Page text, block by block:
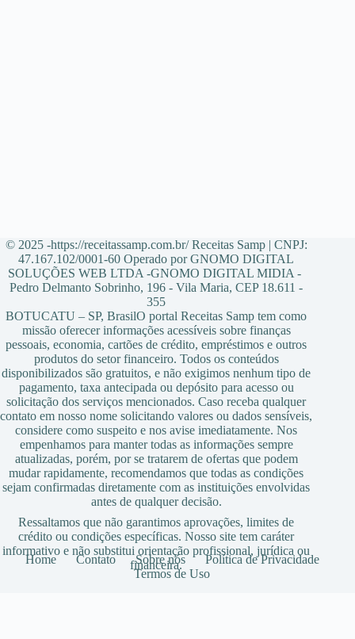
© 2025 -https://receitassamp.com.br/ Receitas Samp | CNPJ:
47.167.102/0001-60 Operado por GNOMO DIGITAL
SOLUÇÕES WEB LTDA -GNOMO DIGITAL MIDIA -
Pedro Delmanto Sobrinho, 196 - Vila Maria, CEP 18.611 -
355
BOTUCATU – SP, BrasilO portal Receitas Samp tem como
missão oferecer informações acessíveis sobre finanças
pessoais, economia, cartões de crédito, empréstimos e outros
produtos do setor financeiro. Todos os conteúdos
disponibilizados são gratuitos, e não exigimos nenhum tipo de
pagamento, taxa antecipada ou depósito para acesso ou
solicitação dos serviços mencionados. Caso receba qualquer
contato em nosso nome solicitando valores ou dados sensíveis,
considere como suspeito e nos avise imediatamente. Nos
empenhamos para manter todas as informações sempre
atualizadas, porém, por se tratarem de ofertas que podem
mudar rapidamente, recomendamos que todas as condições
sejam confirmadas diretamente com as instituições envolvidas
antes de qualquer decisão.
Ressaltamos que não garantimos aprovações, limites de
crédito ou condições específicas. Nosso site tem caráter
informativo e não substitui orientação profissional, jurídica ou
financeira.
Home Contato Sobre nós
Política de Privacidade
Termos de Uso